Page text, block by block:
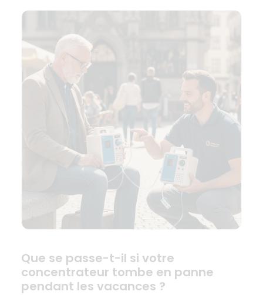
Que se passe-t-il si votre
concentrateur tombe en panne
pendant les vacances ?